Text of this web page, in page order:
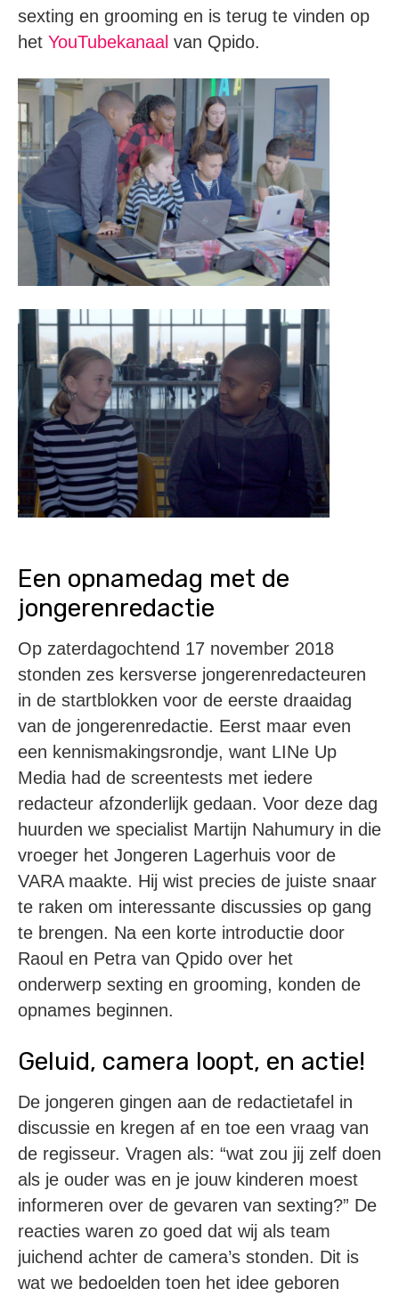
sexting en grooming en is terug te vinden op
het YouTubekanaal van Qpido.
Een opnamedag met de
jongerenredactie
Op zaterdagochtend 17 november 2018
stonden zes kersverse jongerenredacteuren
in de startblokken voor de eerste draaidag
van de jongerenredactie. Eerst maar even
een kennismakingsrondje, want LINe Up
Media had de screentests met iedere
redacteur afzonderlijk gedaan. Voor deze dag
huurden we specialist Martijn Nahumury in die
vroeger het Jongeren Lagerhuis voor de
VARA maakte. Hij wist precies de juiste snaar
te raken om interessante discussies op gang
te brengen. Na een korte introductie door
Raoul en Petra van Qpido over het
onderwerp sexting en grooming, konden de
opnames beginnen.
Geluid, camera loopt, en actie!
De jongeren gingen aan de redactietafel in
discussie en kregen af en toe een vraag van
de regisseur. Vragen als: “wat zou jij zelf doen
als je ouder was en je jouw kinderen moest
informeren over de gevaren van sexting?” De
reacties waren zo goed dat wij als team
juichend achter de camera’s stonden. Dit is
wat we bedoelden toen het idee geboren